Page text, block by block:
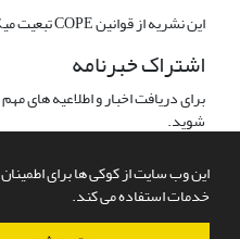
این وب سایت از کوکی ها برای اطمینان
خدمات استفاده می کند.
این نشریه از قوانین COPE تبعیت میکند.
اشتراک خبرنامه
برای دریافت اخبار و اطلاعیه های
شوید.